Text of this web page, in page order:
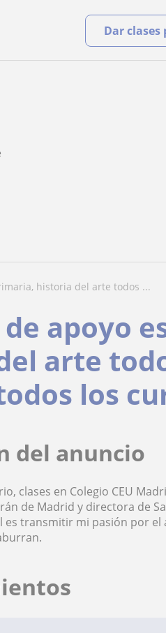
Dar
historia del arte todos ...
apoyo
arte
los
del anuncio
clases en Colegio CEU
de Madrid y directora de
transmitir mi pasión por